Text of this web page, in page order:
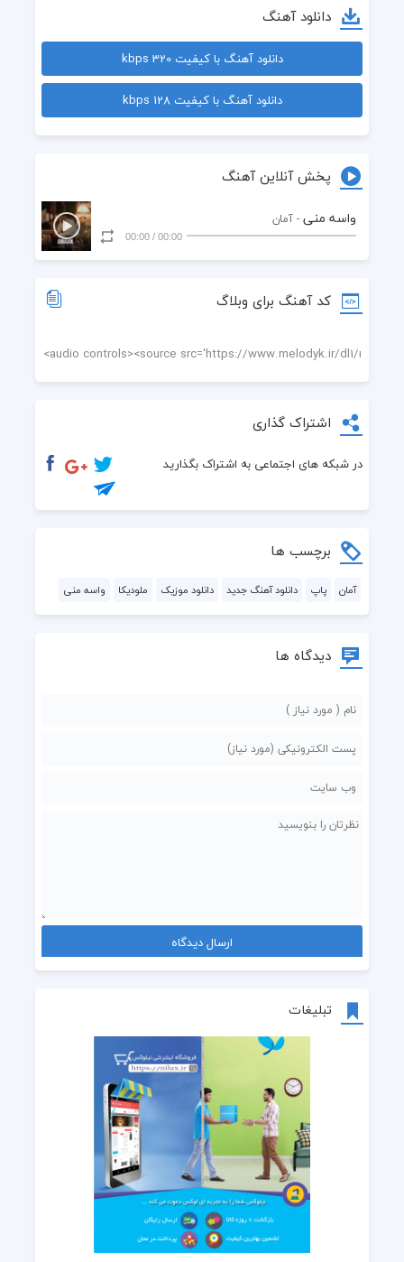
تبلیغات
دانلود آهنگ
دانلود آهنگ با کیفیت 320 kbps
دانلود آهنگ با کیفیت 128 kbps
پخش آنلاین آهنگ
واسه منی - آمان
00:00
/
00:00
کد آهنگ برای وبلاگ
اشتراک گذاری
در شبکه های اجتماعی به اشتراک بگذارید
برچسب ها
آمان پاپ دانلود آهنگ جدید دانلود موزیک ملودیکا واسه منی
دیدگاه ها